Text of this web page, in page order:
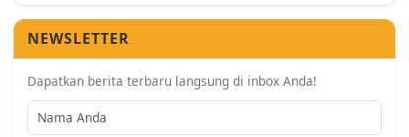
NEWSLETTER
Dapatkan berita terbaru langsung di inbox Anda!